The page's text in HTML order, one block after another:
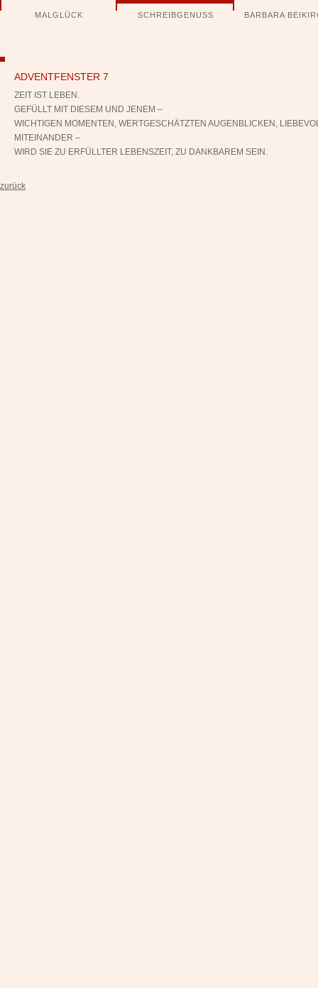
überspringenMALGLÜCK SCHREIBGENUSS BARBARA
ADVENTFENSTER 7
ZEIT IST LEBEN.
GEFÜLLT MIT DIESEM UND JENEM –
WICHTIGEN MOMENTEN, WERTGESCHÄTZTEN AUGENBLICKEN,
MITEINANDER –
WIRD SIE ZU ERFÜLLTER LEBENSZEIT, ZU DANKBAREM SEIN.
zurück